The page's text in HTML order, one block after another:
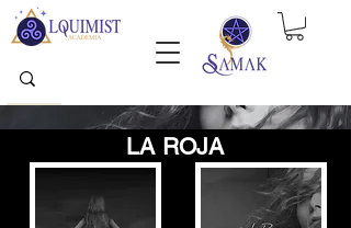
LA ROJA